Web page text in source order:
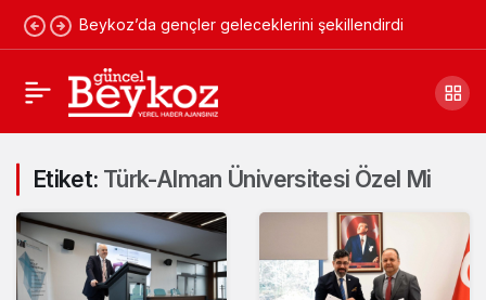
Beykoz’da gençler geleceklerini şekillendirdi
Etiket: Türk-Alman Üniversitesi Özel Mi